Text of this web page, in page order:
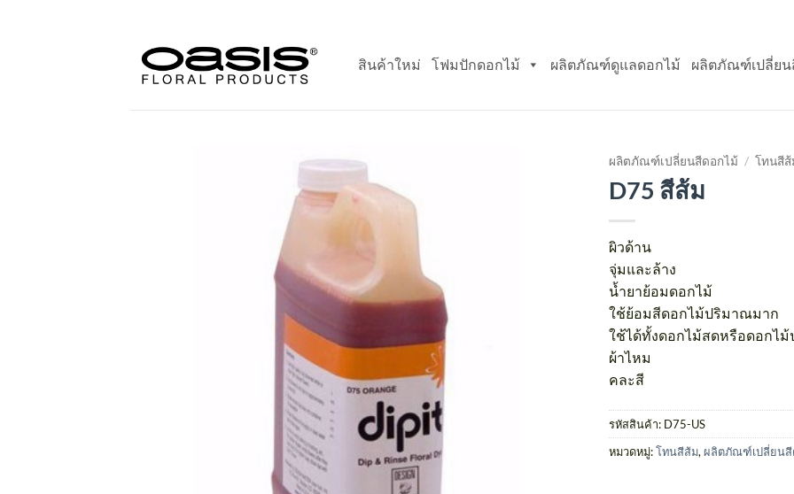
สินค้าใหม่ โฟมปักดอกไม้ ผลิตภัณฑ์ดูแลดอกไม้ ผลิตภัณฑ์เปลี่ยน
ผลิตภัณฑ์เปลี่ยนสีดอกไม้ / โทนสีส้
D75 สีส้ม
ผิวด้าน
จุ่มและล้าง
น้ำยาย้อมดอกไม้
ใช้ย้อมสีดอกไม้ปริมาณมาก
ใช้ได้ทั้งดอกไม้สดหรือดอกไม้
ผ้าไหม
คละสี
รหัสสินค้า: D75-US
หมวดหมู่:โทนสีส้ม, ผลิตภัณฑ์เปลี่ยนสี